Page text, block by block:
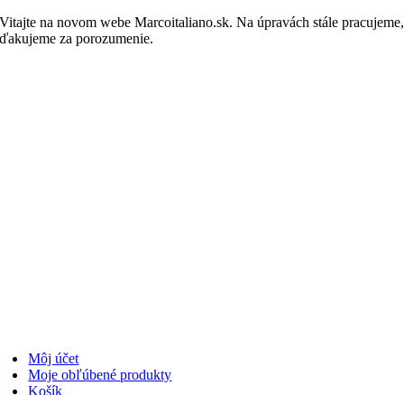
Skip
to
Vitajte na novom webe Marcoitaliano.sk. Na úpravách stále pracujeme,
ďakujeme za porozumenie.
Môj účet
Moje obľúbené produkty
Košík